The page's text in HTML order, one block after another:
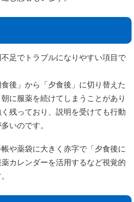
足でトラブルになりやすい項目で
後」から「夕食後」に切り替えた
に服薬を続けてしまうことがあり
残っており、説明を受けても行動
いのです。
や薬袋に大きく赤字で「夕食後に
カレンダーを活用するなど視覚的